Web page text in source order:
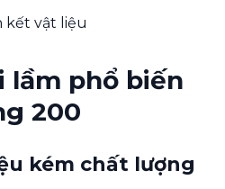
kết vật liệu
lầm phổ biến
200
kém chất lượng